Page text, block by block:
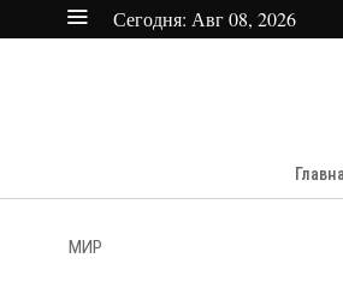
Сегодня: Авг 08, 2026
МИР